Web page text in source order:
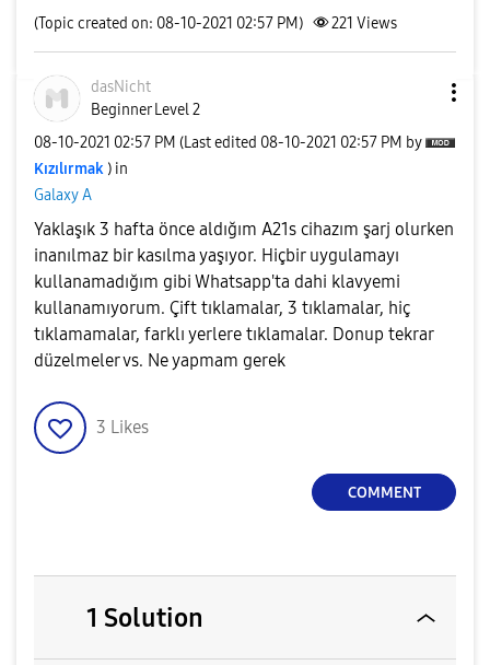
(Topic created on: 08-10-2021 02:57 PM) 221 Views
dasNicht
Beginner Level 2
‎08-10-2021 02:57 PM (Last edited ‎08-10-2021 02:57 PM by
Kızılırmak ) in
Galaxy A
Yaklaşık 3 hafta önce aldığım A21s cihazım şarj olurken
inanılmaz bir kasılma yaşıyor. Hiçbir uygulamayı
kullanamadığım gibi Whatsapp'ta dahi klavyemi
kullanamıyorum. Çift tıklamalar, 3 tıklamalar, hiç
tıklamamalar, farklı yerlere tıklamalar. Donup tekrar
düzelmeler vs. Ne yapmam gerek
3 Likes
COMMENT
1 Solution